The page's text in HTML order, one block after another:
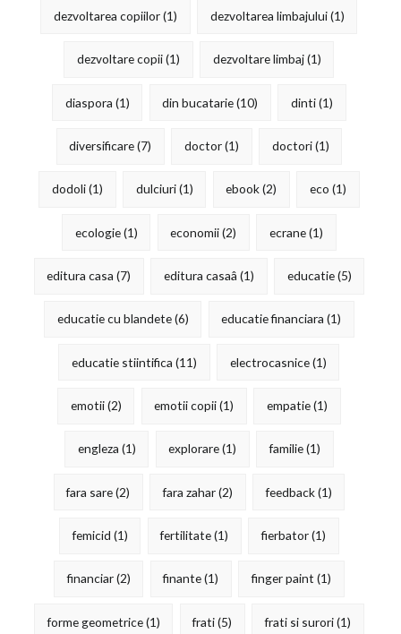
dezvoltarea copiilor(1) dezvoltarea limbajului(1)
dezvoltare copii(1) dezvoltare limbaj(1)
diaspora (1) din bucatarie(10) dinti(1)
diversificare(7) doctor(1) doctori(1)
dodoli(1) dulciuri(1) ebook(2) eco (1)
ecologie(1) economii(2) ecrane(1)
editura casa (7) editura casaâ (1) educatie(5)
educatie cu blandete(6) educatie financiara (1)
educatie stiintifica (11) electrocasnice(1)
emotii(2) emotii copii(1) empatie(1)
engleza (1) explorare(1) familie(1)
fara sare(2) fara zahar(2) feedback(1)
femicid (1) fertilitate(1) fierbator(1)
financiar(2) finante(1) finger paint (1)
forme geometrice(1) frati(5) frati si surori(1)